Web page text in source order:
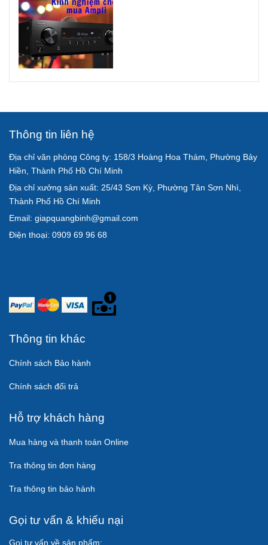
Thông tin liên hệ
Địa chỉ văn phòng Công ty: 158/3 Hoàng Hoa Thám, Phường Bảy
Hiền, Thành Phố Hồ Chí Minh
Địa chỉ xưởng sản xuất: 25/43 Sơn Kỳ, Phường Tân Sơn Nhì,
Thành Phố Hồ Chí Minh
Email: giapquangbinh@gmail.com
Điện thoại: 0909 69 96 68
Thông tin khác
Chính sách Bảo hành
Chính sách đổi trả
Hỗ trợ khách hàng
Mua hàng và thanh toán Online
Tra thông tin đơn hàng
Tra thông tin bảo hành
Gọi tư vấn & khiếu nại
Gọi tư vấn về sản phẩm: